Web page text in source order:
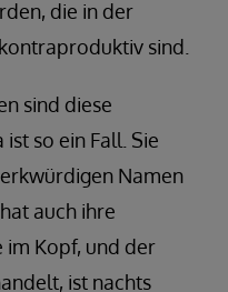
die in der
sind.
sind diese
so ein Fall. Sie
Namen
auch ihre
Kopf, und der
ist nachts